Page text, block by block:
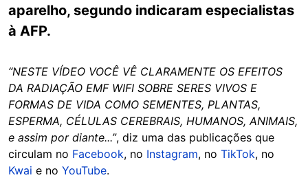
aparelho, segundo indicaram especialistas
à AFP.
“NESTE VÍDEO VOCÊ VÊ CLARAMENTE OS EFEITOS
DA RADIAÇÃO EMF WIFI SOBRE SERES VIVOS E
FORMAS DE VIDA COMO SEMENTES, PLANTAS,
ESPERMA, CÉLULAS CEREBRAIS, HUMANOS, ANIMAIS,
e assim por diante...”, diz uma das publicações que
circulam no Facebook, no Instagram, no TikTok, no
Kwai e no YouTube.